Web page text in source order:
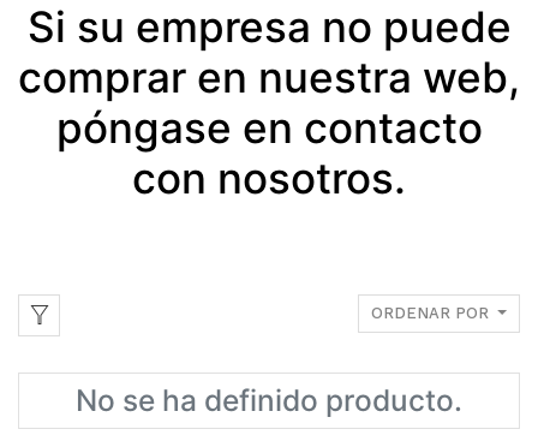
Si su empresa no puede
comprar en nuestra web,
póngase en contacto
con nosotros.
ORDENAR POR
No se ha definido producto.